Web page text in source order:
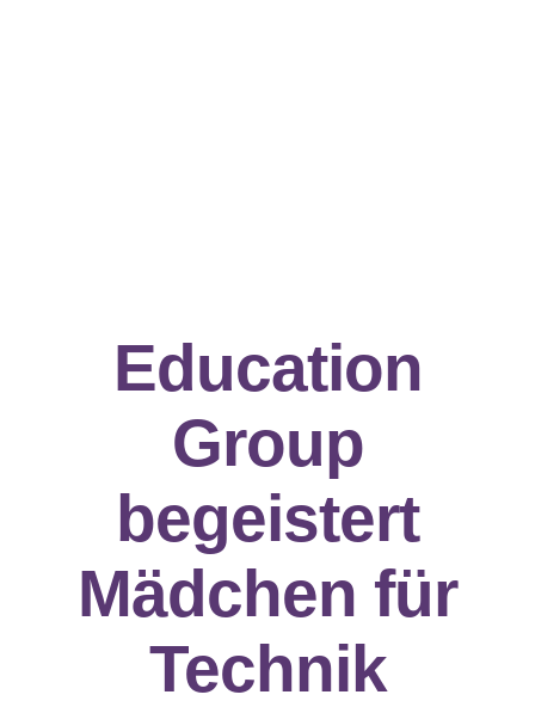
Education
Group
begeistert
Mädchen für
Technik